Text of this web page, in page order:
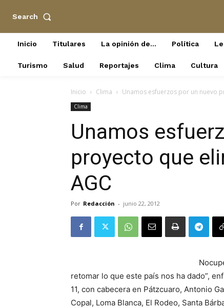
Search
Inicio Titulares La opinión de… Política
Turismo Salud Reportajes Clima Cultura
Inicio Clima Unamos esfuerzos por un nuevo
Clima
Unamos
proyecto que
AGC
Por Redacción - junio 22, 2012
retomar lo que este país nos ha dado”,
11, con cabecera en Pátzcuaro, Antonio
Copal, Loma Blanca, El Rodeo, Santa